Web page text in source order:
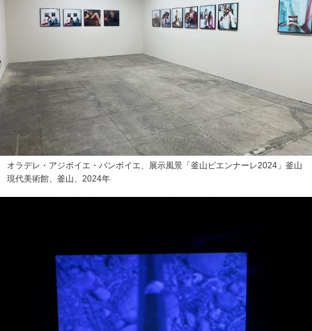
オラデレ・アジボイエ・バンボイエ、展示風景「釜山ビエンナーレ2024」釜山
現代美術館、釜山、2024年